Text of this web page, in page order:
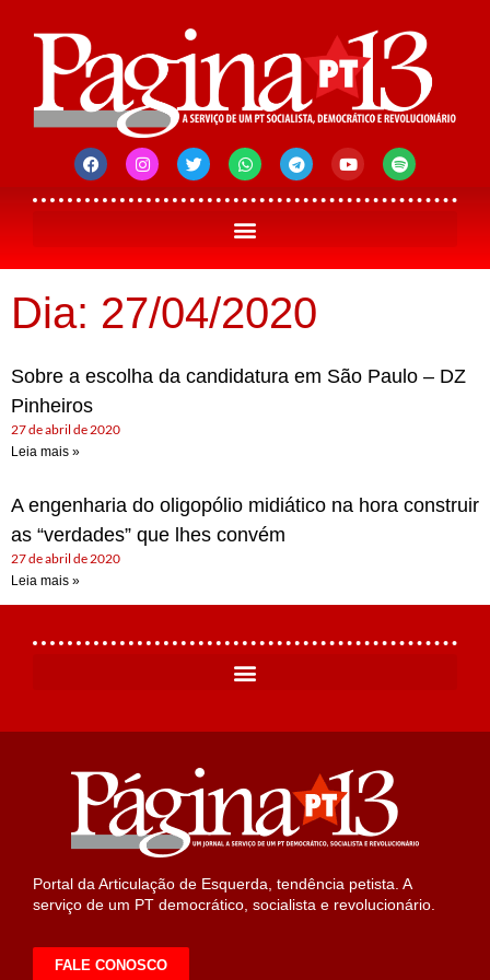
Dia: 27/04/2020
Sobre a escolha da candidatura em São Paulo – DZ
Pinheiros
27 de abril de 2020
Leia mais »
A engenharia do oligopólio midiático na hora construir
as “verdades” que lhes convém
27 de abril de 2020
Leia mais »
Portal da Articulação de Esquerda, tendência petista. A
serviço de um PT democrático, socialista e revolucionário.
FALE CONOSCO